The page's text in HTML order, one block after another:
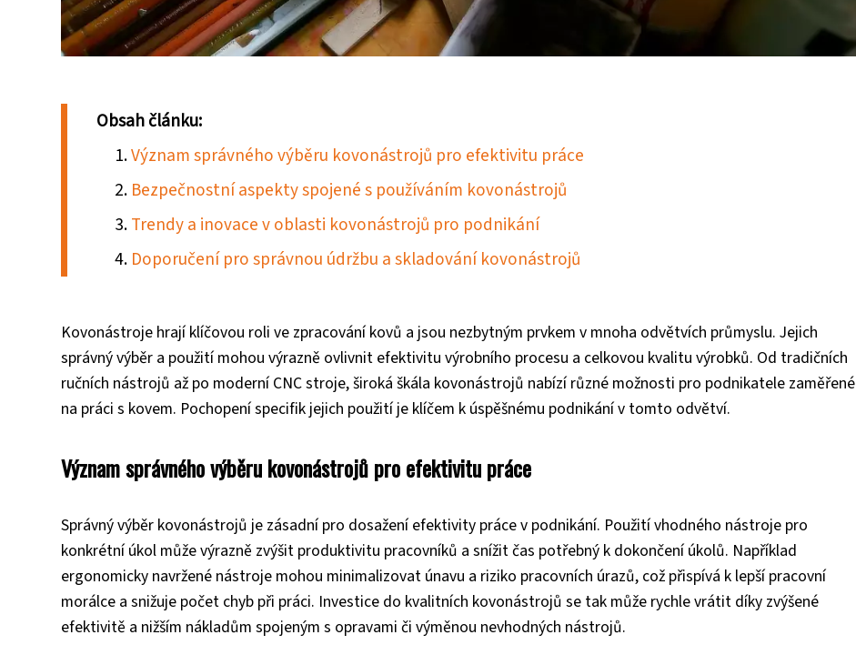
Obsah článku:
Význam správného výběru kovonástrojů pro efektivitu práce
Bezpečnostní aspekty spojené s používáním kovonástrojů
Trendy a inovace v oblasti kovonástrojů pro podnikání
Doporučení pro správnou údržbu a skladování kovonástrojů
Kovonástroje hrají klíčovou roli ve zpracování kovů a jsou nezbytným prvkem v mnoha odvětvích průmyslu. Jejich
správný výběr a použití mohou výrazně ovlivnit efektivitu výrobního procesu a celkovou kvalitu výrobků. Od tradičních
ručních nástrojů až po moderní CNC stroje, široká škála kovonástrojů nabízí různé možnosti pro podnikatele zaměřené
na práci s kovem. Pochopení specifik jejich použití je klíčem k úspěšnému podnikání v tomto odvětví.
Význam správného výběru kovonástrojů pro efektivitu práce
Správný výběr kovonástrojů je zásadní pro dosažení efektivity práce v podnikání. Použití vhodného nástroje pro
konkrétní úkol může výrazně zvýšit produktivitu pracovníků a snížit čas potřebný k dokončení úkolů. Například
ergonomicky navržené nástroje mohou minimalizovat únavu a riziko pracovních úrazů, což přispívá k lepší pracovní
morálce a snižuje počet chyb při práci. Investice do kvalitních kovonástrojů se tak může rychle vrátit díky zvýšené
efektivitě a nižším nákladům spojeným s opravami či výměnou nevhodných nástrojů.